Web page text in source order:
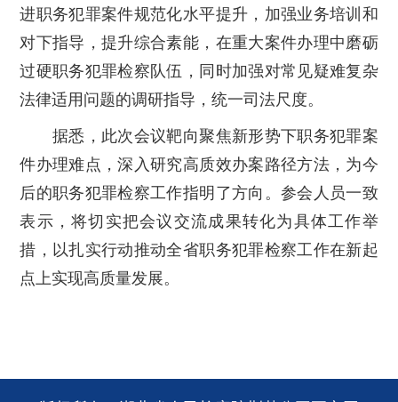
进职务犯罪案件规范化水平提升，加强业务培训和
对下指导，提升综合素能，在重大案件办理中磨砺
过硬职务犯罪检察队伍，同时加强对常见疑难复杂
法律适用问题的调研指导，统一司法尺度。
据悉，此次会议靶向聚焦新形势下职务犯罪案
件办理难点，深入研究高质效办案路径方法，为今
后的职务犯罪检察工作指明了方向。参会人员一致
表示，将切实把会议交流成果转化为具体工作举
措，以扎实行动推动全省职务犯罪检察工作在新起
点上实现高质量发展。